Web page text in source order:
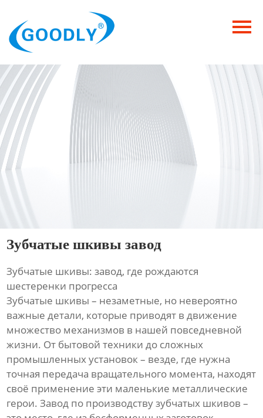
Продукция
ОТРАСЛИ
Категория
Новости
Контакты
Зубчатые шкивы завод
Зубчатые шкивы: завод, где рождаются
шестеренки прогресса
Зубчатые шкивы – незаметные, но невероятно
важные детали, которые приводят в движение
множество механизмов в нашей повседневной
жизни. От бытовой техники до сложных
промышленных установок – везде, где нужна
точная передача вращательного момента, находят
своё применение эти маленькие металлические
герои. Завод по производству зубчатых шкивов –